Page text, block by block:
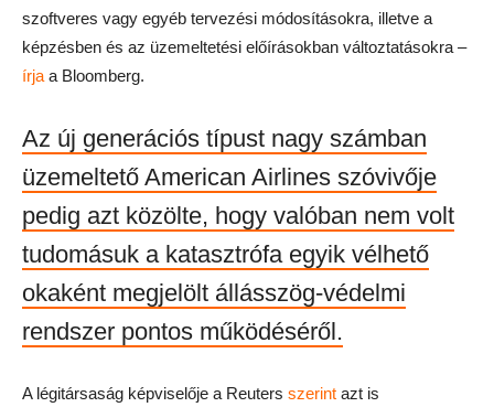
szoftveres vagy egyéb tervezési módosításokra, illetve a
képzésben és az üzemeltetési előírásokban változtatásokra –
írja a Bloomberg.
Az új generációs típust nagy számban
üzemeltető American Airlines szóvivője
pedig azt közölte, hogy valóban nem volt
tudomásuk a katasztrófa egyik vélhető
okaként megjelölt állásszög-védelmi
rendszer pontos működéséről.
A légitársaság képviselője a Reuters szerint azt is